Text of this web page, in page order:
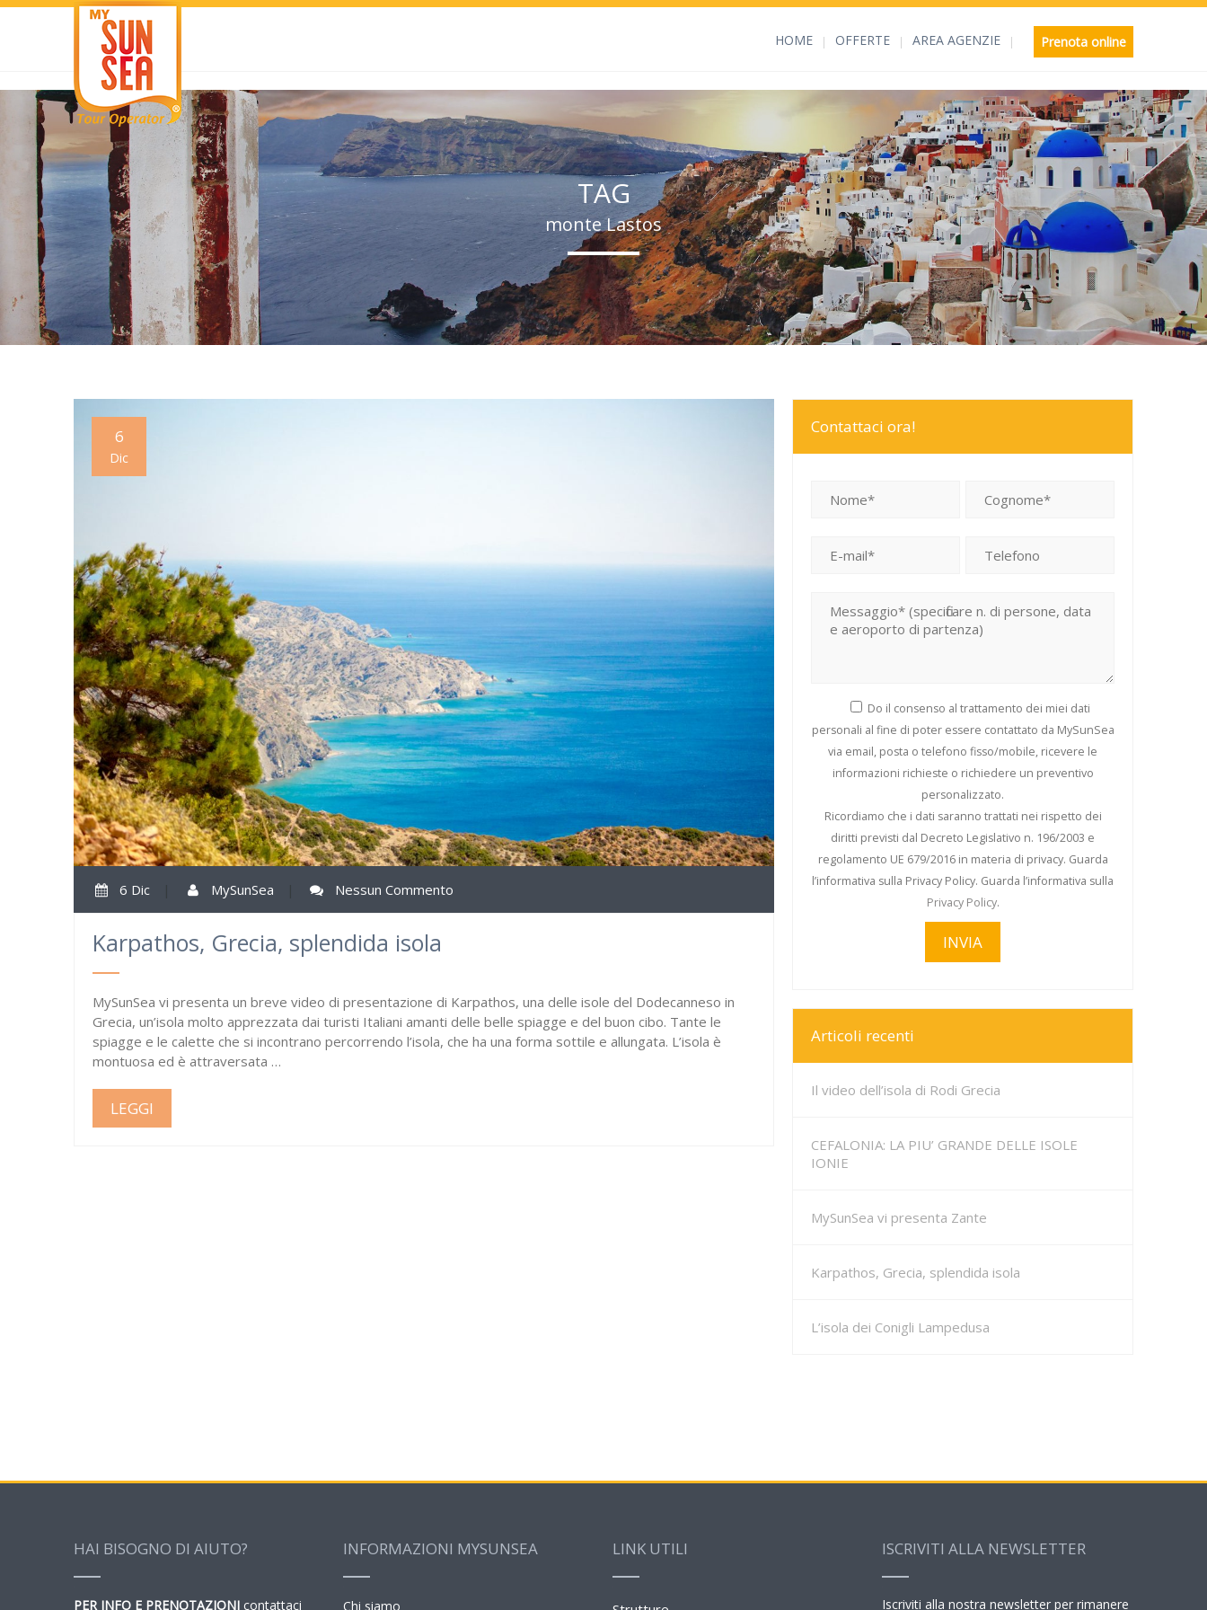
HOME OFFERTE AREA AGENZIE Prenota online
TAG
monte Lastos
6
Dic
6 Dic MySunSea Nessun Commento
Karpathos, Grecia, splendida isola
MySunSea vi presenta un breve video di presentazione di Karpathos, una delle isole del Dodecanneso in
Grecia, un’isola molto apprezzata dai turisti Italiani amanti delle belle spiagge e del buon cibo. Tante le
spiagge e le calette che si incontrano percorrendo l’isola, che ha una forma sottile e allungata. L’isola è
montuosa ed è attraversata …
LEGGI
Contattaci ora!
Si prega di lasciare vuoto questo campo.
Do il consenso al trattamento dei miei dati
personali al fine di poter essere contattato da MySunSea
via email, posta o telefono fisso/mobile, ricevere le
informazioni richieste o richiedere un preventivo
personalizzato.
Ricordiamo che i dati saranno trattati nei rispetto dei
diritti previsti dal Decreto Legislativo n. 196/2003 e
regolamento UE 679/2016 in materia di privacy. Guarda
l’informativa sulla Privacy Policy. Guarda l’informativa sulla
Privacy Policy.
Articoli recenti
Il video dell’isola di Rodi Grecia
CEFALONIA: LA PIU’ GRANDE DELLE ISOLE
IONIE
MySunSea vi presenta Zante
Karpathos, Grecia, splendida isola
L’isola dei Conigli Lampedusa
HAI BISOGNO DI AIUTO?
PER INFO E PRENOTAZIONI contattaci
INFORMAZIONI MYSUNSEA
Chi siamo
LINK UTILI ISCRIVITI ALLA NEWSLETTER
Iscriviti alla nostra newsletter per rimanere